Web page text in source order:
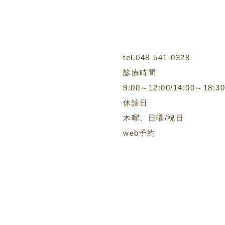
tel.048-541-0328
診療時間
9:00～12:00/14:00～18:30
休診日
木曜、日曜/祝日
web予約